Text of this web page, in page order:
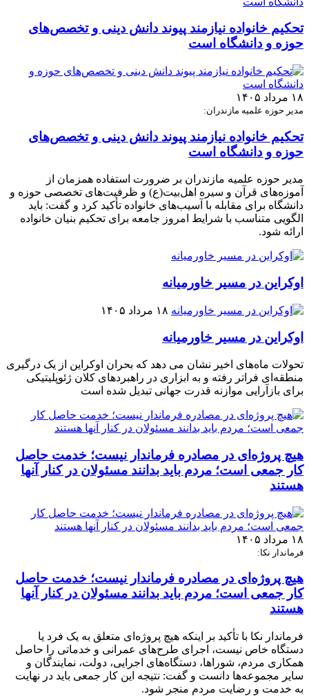
تحکیم خانواده نیازمند پیوند دانش دینی و تخصص‌های
حوزه و دانشگاه است
۱۸ مرداد ۱۴۰۵
مدیر حوزه علمیه مازندران:
تحکیم خانواده نیازمند پیوند دانش دینی و تخصص‌های
حوزه و دانشگاه است
مدیر حوزه علمیه مازندران بر ضرورت استفاده همزمان از
آموزه‌های قرآن و سیره اهل‌بیت(ع) و ظرفیت‌های تخصصی حوزه و
دانشگاه برای مقابله با آسیب‌های خانواده تأکید کرد و گفت: باید
الگویی متناسب با شرایط امروز جامعه برای تحکیم بنیان خانواده
ارائه شود.
اوکراین در مسیر خاورمیانه
۱۸ مرداد ۱۴۰۵
اوکراین در مسیر خاورمیانه
تحولات ماه‌های اخیر نشان می‌ دهد که بحران اوکراین از یک درگیری
منطقه‌ای فراتر رفته و به ابزاری در راهبردهای کلان ژئوپلیتیکی
برای بازآرایی موازنه قدرت جهانی تبدیل شده است
هیچ پروژه‌ای در مصادره فرماندار نیست؛ خدمت حاصل
کار جمعی است؛ مردم باید بدانند مسئولان در کنار آنها
هستند
۱۸ مرداد ۱۴۰۵
فرماندار نکا:
هیچ پروژه‌ای در مصادره فرماندار نیست؛ خدمت حاصل
کار جمعی است؛ مردم باید بدانند مسئولان در کنار آنها
هستند
فرماندار نکا با تأکید بر اینکه هیچ پروژه‌ای متعلق به یک فرد یا
دستگاه خاص نیست، اجرای طرح‌های عمرانی و خدماتی را حاصل
همکاری مردم، شوراها، دستگاه‌های اجرایی، دولت، نمایندگان و
سایر مجموعه‌ها دانست و گفت: نتیجه این کار جمعی باید در نهایت
به خدمت و رضایت مردم منجر شود.